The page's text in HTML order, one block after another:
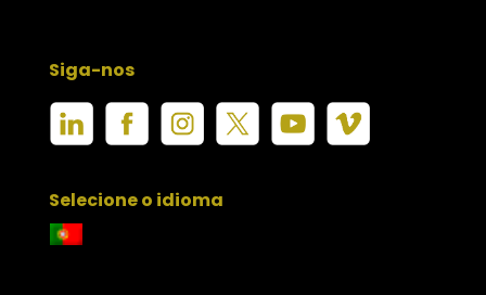
Siga-nos
Selecione o idioma